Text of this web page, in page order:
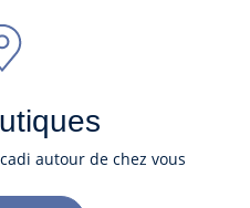
autour de chez vous